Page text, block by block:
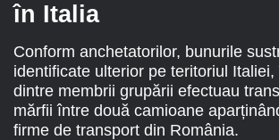
în Italia
Conform anchetatorilor, bunurile
identificate ulterior pe teritoriul
dintre membrii grupării efectuau
mărfii între două camioane
firme de transport din România.